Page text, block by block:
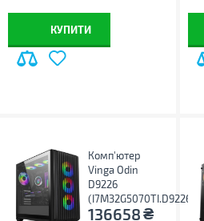
КУПИТИ
Комп'ютер
Vinga Odin
D9226
(I7M32G5070TI.D9226)
136658₴